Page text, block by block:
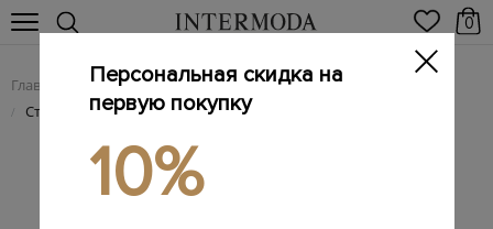
0
Главная Женщинам / Женская одежда / Женские куртки
/ Стеганая куртка с символикой из кристаллов Swarovski
Персональная скидка на
первую покупку
10%